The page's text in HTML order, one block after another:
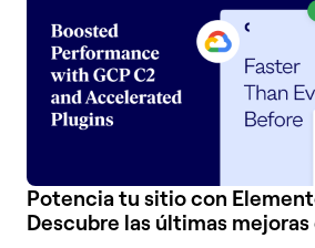
Potencia tu sitio con
Descubre las últimas